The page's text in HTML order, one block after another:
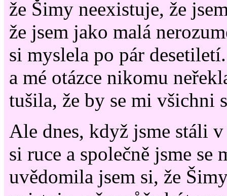
že Šimy neexistuje, že
že jsem jako malá
si myslela po pár
a mé otázce nikomu
tušila, že by se mi všichni
Ale dnes, když jsme stáli
si ruce a společně jsme se
uvědomila jsem si, že